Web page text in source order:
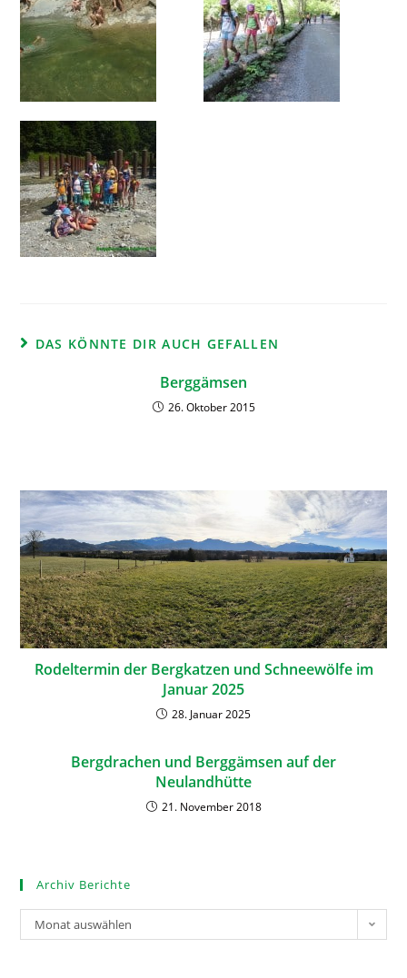
DAS KÖNNTE DIR AUCH GEFALLEN
Berggämsen
26. Oktober 2015
Rodeltermin der Bergkatzen und Schneewölfe im
Januar 2025
28. Januar 2025
Bergdrachen und Berggämsen auf der
Neulandhütte
21. November 2018
Archiv Berichte
Monat auswählen